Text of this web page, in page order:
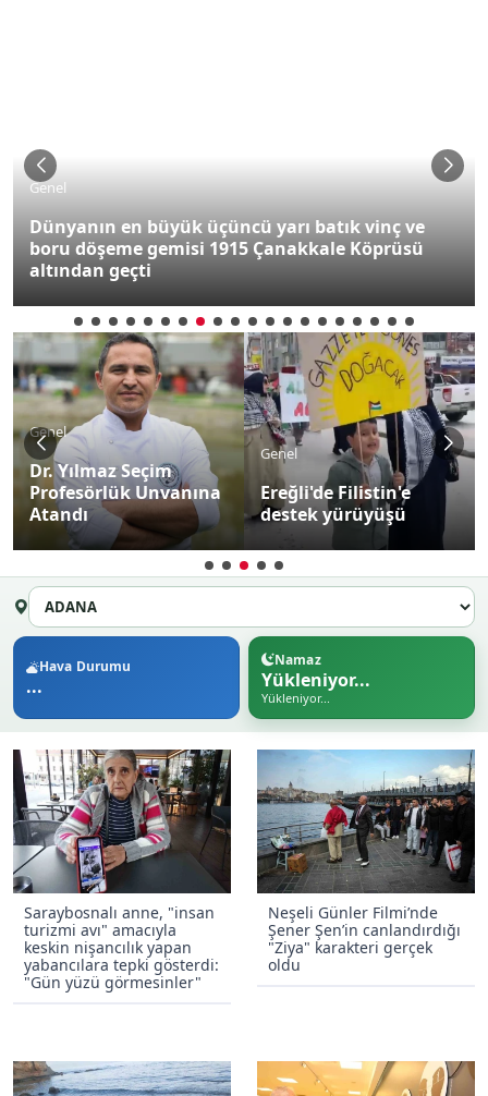
Genel
Dünyanın en büyük üçüncü yarı batık vinç ve
boru döşeme gemisi 1915 Çanakkale Köprüsü
altından geçti
Genel
Dr. Yılmaz Seçim
Profesörlük Unvanına
Atandı
Genel
Ereğli'de Filistin'e
destek yürüyüşü
Hava Durumu
...
Namaz
Yükleniyor...
Yükleniyor...
Saraybosnalı anne, "insan
turizmi avı" amacıyla
keskin nişancılık yapan
yabancılara tepki gösterdi:
"Gün yüzü görmesinler"
Neşeli Günler Filmi’nde
Şener Şen’in canlandırdığı
"Ziya" karakteri gerçek
oldu